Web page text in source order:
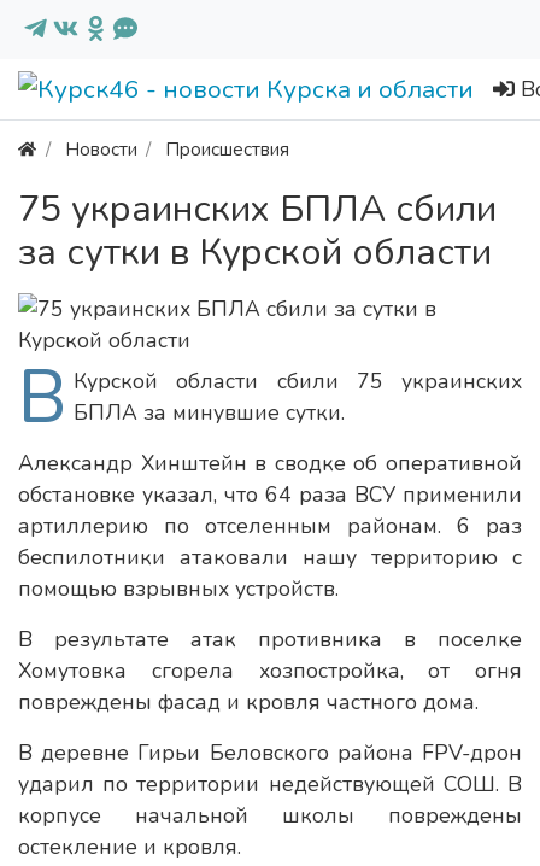
Новости Происшествия
75 украинских БПЛА сбили
за сутки в Курской области
В Курской области сбили 75 украинских
БПЛА за минувшие сутки.
Александр Хинштейн в сводке об оперативной
обстановке указал, что 64 раза ВСУ применили
артиллерию по отселенным районам. 6 раз
беспилотники атаковали нашу территорию с
помощью взрывных устройств.
В результате атак противника в поселке
Хомутовка сгорела хозпостройка, от огня
повреждены фасад и кровля частного дома.
В деревне Гирьи Беловского района FPV-дрон
ударил по территории недействующей СОШ. В
корпусе начальной школы повреждены
остекление и кровля.